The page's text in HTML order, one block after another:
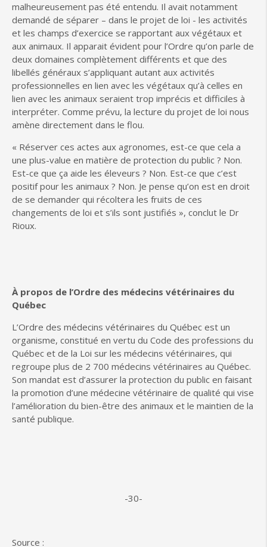
malheureusement pas été entendu. Il avait notamment
demandé de séparer – dans le projet de loi - les activités
et les champs d’exercice se rapportant aux végétaux et
aux animaux. Il apparait évident pour l’Ordre qu’on parle de
deux domaines complètement différents et que des
libellés généraux s’appliquant autant aux activités
professionnelles en lien avec les végétaux qu’à celles en
lien avec les animaux seraient trop imprécis et difficiles à
interpréter. Comme prévu, la lecture du projet de loi nous
amène directement dans le flou.
« Réserver ces actes aux agronomes, est-ce que cela a
une plus-value en matière de protection du public ? Non.
Est-ce que ça aide les éleveurs ? Non. Est-ce que c’est
positif pour les animaux ? Non. Je pense qu’on est en droit
de se demander qui récoltera les fruits de ces
changements de loi et s’ils sont justifiés », conclut le Dr
Rioux.
À propos de l’Ordre des médecins vétérinaires du
Québec
L’Ordre des médecins vétérinaires du Québec est un
organisme, constitué en vertu du Code des professions du
Québec et de la Loi sur les médecins vétérinaires, qui
regroupe plus de 2 700 médecins vétérinaires au Québec.
Son mandat est d’assurer la protection du public en faisant
la promotion d’une médecine vétérinaire de qualité qui vise
l’amélioration du bien-être des animaux et le maintien de la
santé publique.
-30-
Source :